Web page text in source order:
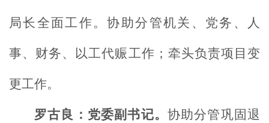
局长全面工作。协助分管机关、党务、人
事、财务、以工代赈工作；牵头负责项目变
更工作。
罗古良：党委副书记。 协助分管巩固退